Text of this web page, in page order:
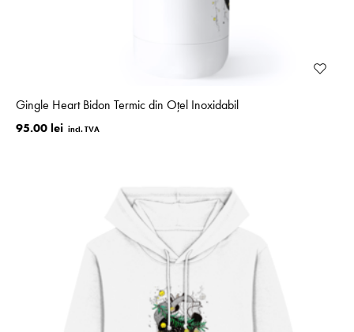
Gingle Heart Bidon Termic din Oțel Inoxidabil
95.00 lei